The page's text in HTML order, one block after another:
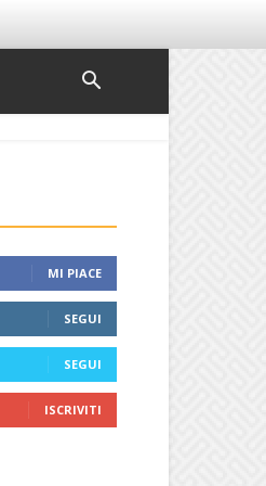
MI PIACE
SEGUI
SEGUI
ISCRIVITI